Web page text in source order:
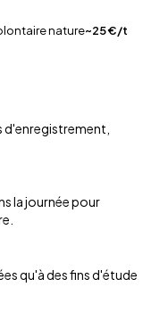
nature~25 €/t
d'enregistrement,
la journée pour
qu'à des fins d'étude